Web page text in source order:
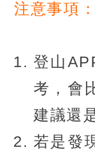
注意事項：
登山
考，會
建議還
若是發